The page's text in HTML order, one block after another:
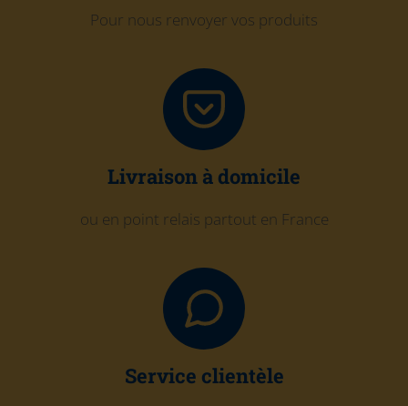
Pour nous renvoyer vos produits
Livraison à domicile
ou en point relais partout en France
Service clientèle